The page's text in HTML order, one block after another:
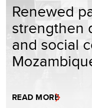
Renewed
strengthen
and social
READ MORE